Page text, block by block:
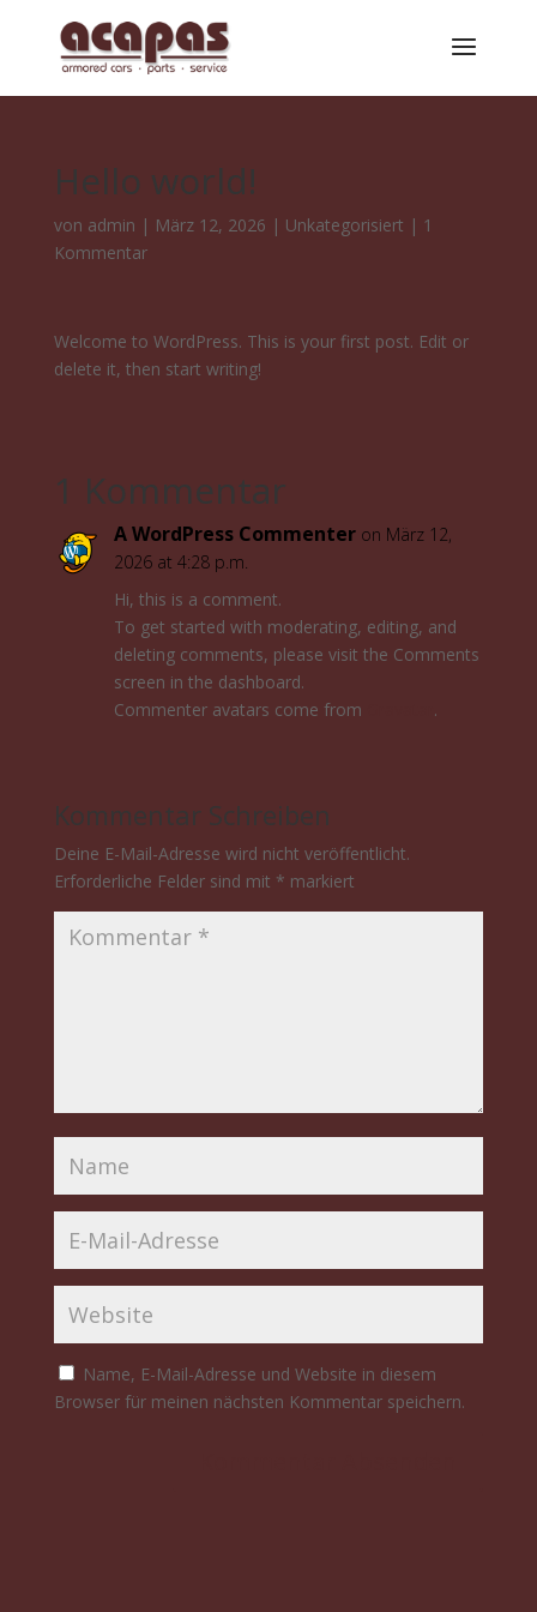
Hello world!
von admin | März 12, 2026 | Unkategorisiert | 1
Kommentar
Welcome to WordPress. This is your first post. Edit or
delete it, then start writing!
1 Kommentar
A WordPress Commenter on März 12,
2026 at 4:28 p.m.
Hi, this is a comment.
To get started with moderating, editing, and
deleting comments, please visit the Comments
screen in the dashboard.
Commenter avatars come from
.
Kommentar Schreiben
Deine E-Mail-Adresse wird nicht veröffentlicht.
Erforderliche Felder sind mit * markiert
Name, E-Mail-Adresse und Website in diesem
Browser für meinen nächsten Kommentar speichern.